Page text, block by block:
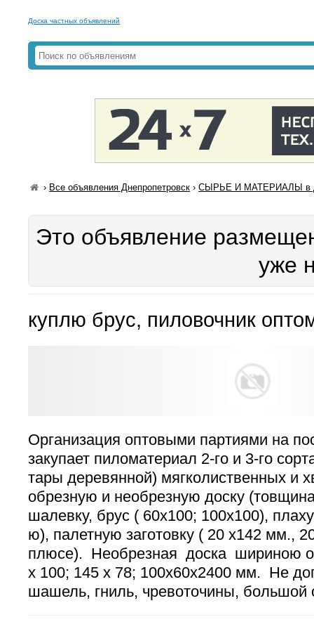
Доска частных объявлений
› Все объявления Днепропетровск ›СЫРЬЕ И МАТЕРИАЛЫ в
Это объявление
уже
куплю брус, пиловочник
Организация оптовыми партиями на
закупает пиломатериал 2-го и 3-го
тары деревянной) мягколиственных и
обрезную и необрезную доску
шалевку, брус ( 60х100; 100х100),
ю), палетную заготовку ( 20 х142 мм.,
плюсе). Необрезная доска шириною
х 100; 145 х 78; 100х60х2400 мм. Не
шашель, гниль, чревоточины, большой